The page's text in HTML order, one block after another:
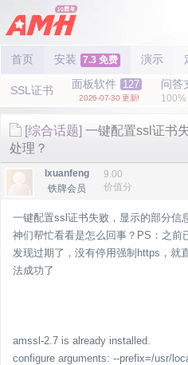
首页 安装 7.3 免费 演示
SSL证书 面板软件 127
2026-07-30 更新!
问答
100%
[综合话题] 一键配置ssl证书
处理？
lxuanfeng
铁牌会员
9.00
价值分
一键配置ssl证书失败，显示的部分信
神们帮忙看看是怎么回事？PS：之前
发现过期了，没有停用强制https，就
法成功了
amssl-2.7 is already installed.
configure arguments: --prefix=/usr/